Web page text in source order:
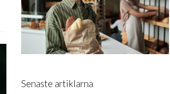
Senaste artiklarna